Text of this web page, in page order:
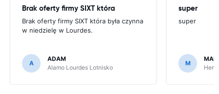
Brak oferty firmy SIXT która
Brak oferty firmy SIXT która była czynna
w niedzielę w Lourdes.
A
ADAM
Alamo Lourdes Lotnisko
super
super
M